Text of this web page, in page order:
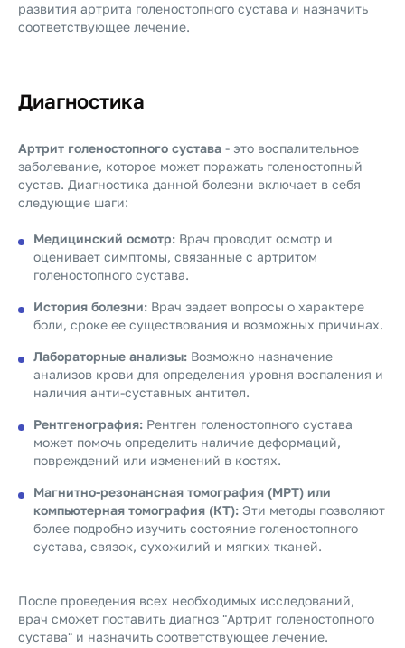
развития артрита голеностопного сустава и назначить
соответствующее лечение.
Диагностика
Артрит голеностопного сустава - это воспалительное
заболевание, которое может поражать голеностопный
сустав. Диагностика данной болезни включает в себя
следующие шаги:
Медицинский осмотр: Врач проводит осмотр и
оценивает симптомы, связанные с артритом
голеностопного сустава.
История болезни: Врач задает вопросы о характере
боли, сроке ее существования и возможных причинах.
Лабораторные анализы: Возможно назначение
анализов крови для определения уровня воспаления и
наличия анти-суставных антител.
Рентгенография: Рентген голеностопного сустава
может помочь определить наличие деформаций,
повреждений или изменений в костях.
Магнитно-резонансная томография (МРТ) или
компьютерная томография (КТ): Эти методы позволяют
более подробно изучить состояние голеностопного
сустава, связок, сухожилий и мягких тканей.
После проведения всех необходимых исследований,
врач сможет поставить диагноз "Артрит голеностопного
сустава" и назначить соответствующее лечение.